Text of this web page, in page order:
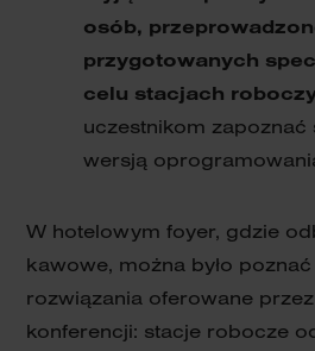
osób,
przygotowanych
celu stacjach
uczestnikom zapoznać
wersją
W hotelowym foyer, gdzie
kawowe, można było
rozwiązania oferowane
konferencji: stacje robocze